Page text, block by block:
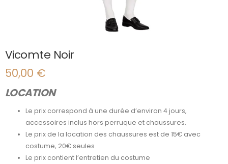
Vicomte Noir
50,00 €
LOCATION
Le prix correspond à une durée d’environ 4 jours,
accessoires inclus hors perruque et chaussures.
Le prix de la location des chaussures est de 15€ avec
costume, 20€ seules
Le prix contient l’entretien du costume